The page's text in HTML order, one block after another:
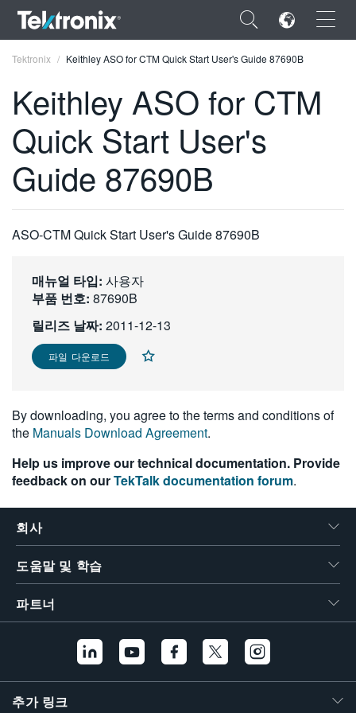
×
ENGLISH
FRANÇAIS
简体中文
日本語
한국어
繁體中文
Tektronix Keithley ASO for CTM Quick Start User's Guide 87690B
Keithley ASO for CTM
Quick Start User's
Guide 87690B
ASO-CTM Quick Start User's Guide 87690B
매뉴얼 타입: 사용자
부품 번호: 87690B
릴리즈 날짜: 2011-12-13
파일 다운로드
By downloading, you agree to the terms and conditions of
the Manuals Download Agreement.
Help us improve our technical documentation. Provide
feedback on ourTekTalk documentation forum.
회사
도움말 및 학습
파트너
추가 링크